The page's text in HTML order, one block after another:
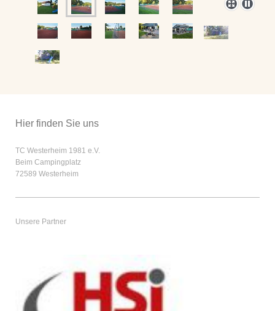
Hier finden Sie uns
TC Westerheim 1981 e.V.
Beim Campingplatz
72589 Westerheim
Unsere Partner